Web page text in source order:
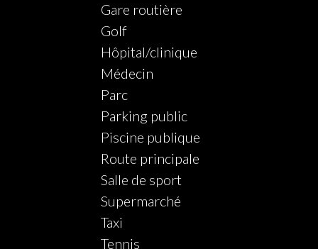
Gare routière
Golf
Hôpital/clinique
Médecin
Parc
Parking public
Piscine publique
Route principale
Salle de sport
Supermarché
Taxi
Tennis